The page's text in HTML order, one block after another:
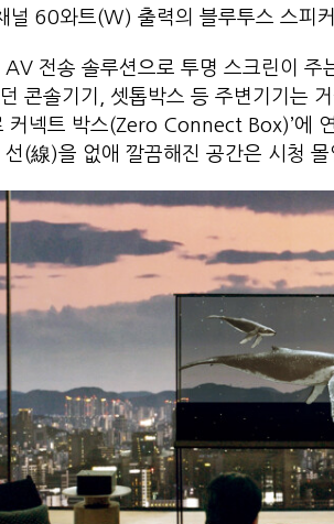
널 60와트(W) 출력의 블루투스 스피
AV 전송 솔루션으로 투명 스크린이 주
콘솔기기, 셋톱박스 등 주변기기는
커넥트 박스(Zero Connect Box)’에
선(線)을 없애 깔끔해진 공간은 시청 몰